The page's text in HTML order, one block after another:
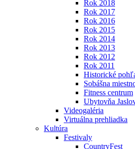
Rok 2018
Rok 2017
Rok 2016
Rok 2015
Rok 2014
Rok 2013
Rok 2012
Rok 2011
Historické
Sobášna
Fitness centrum
Ubytovňa
Videogaléria
Virtuálna prehliadka
Kultúra
Festivaly
CountryFest